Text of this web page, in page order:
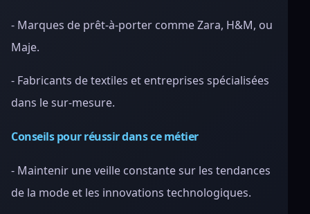
- Marques de prêt-à-porter comme Zara, H&M, ou
Maje.
- Fabricants de textiles et entreprises spécialisées
dans le sur-mesure.
Conseils pour réussir dans ce métier
- Maintenir une veille constante sur les tendances
de la mode et les innovations technologiques.